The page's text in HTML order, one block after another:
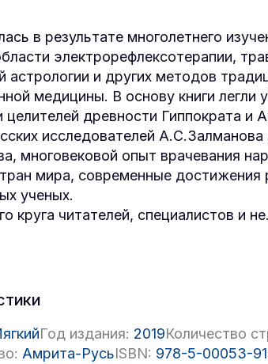
в результате многолетнего
электрорефлексотерапии,
астрологии и других методов
медицины. В основу книги легли
целителей древности Гиппократа и
исследователей А.С.Залманова
многовековой опыт врачевания
мира, современные достижения
ученых.
круга читателей, специалистов и не
Год издания: 2019Количество
Амрита-РусьISBN: 978-5-00053-